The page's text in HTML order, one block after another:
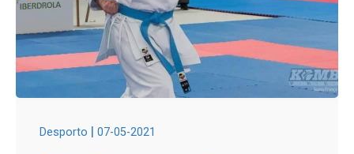
Desporto | 07-05-2021